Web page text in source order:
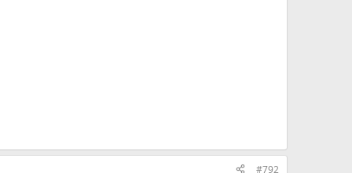
#792